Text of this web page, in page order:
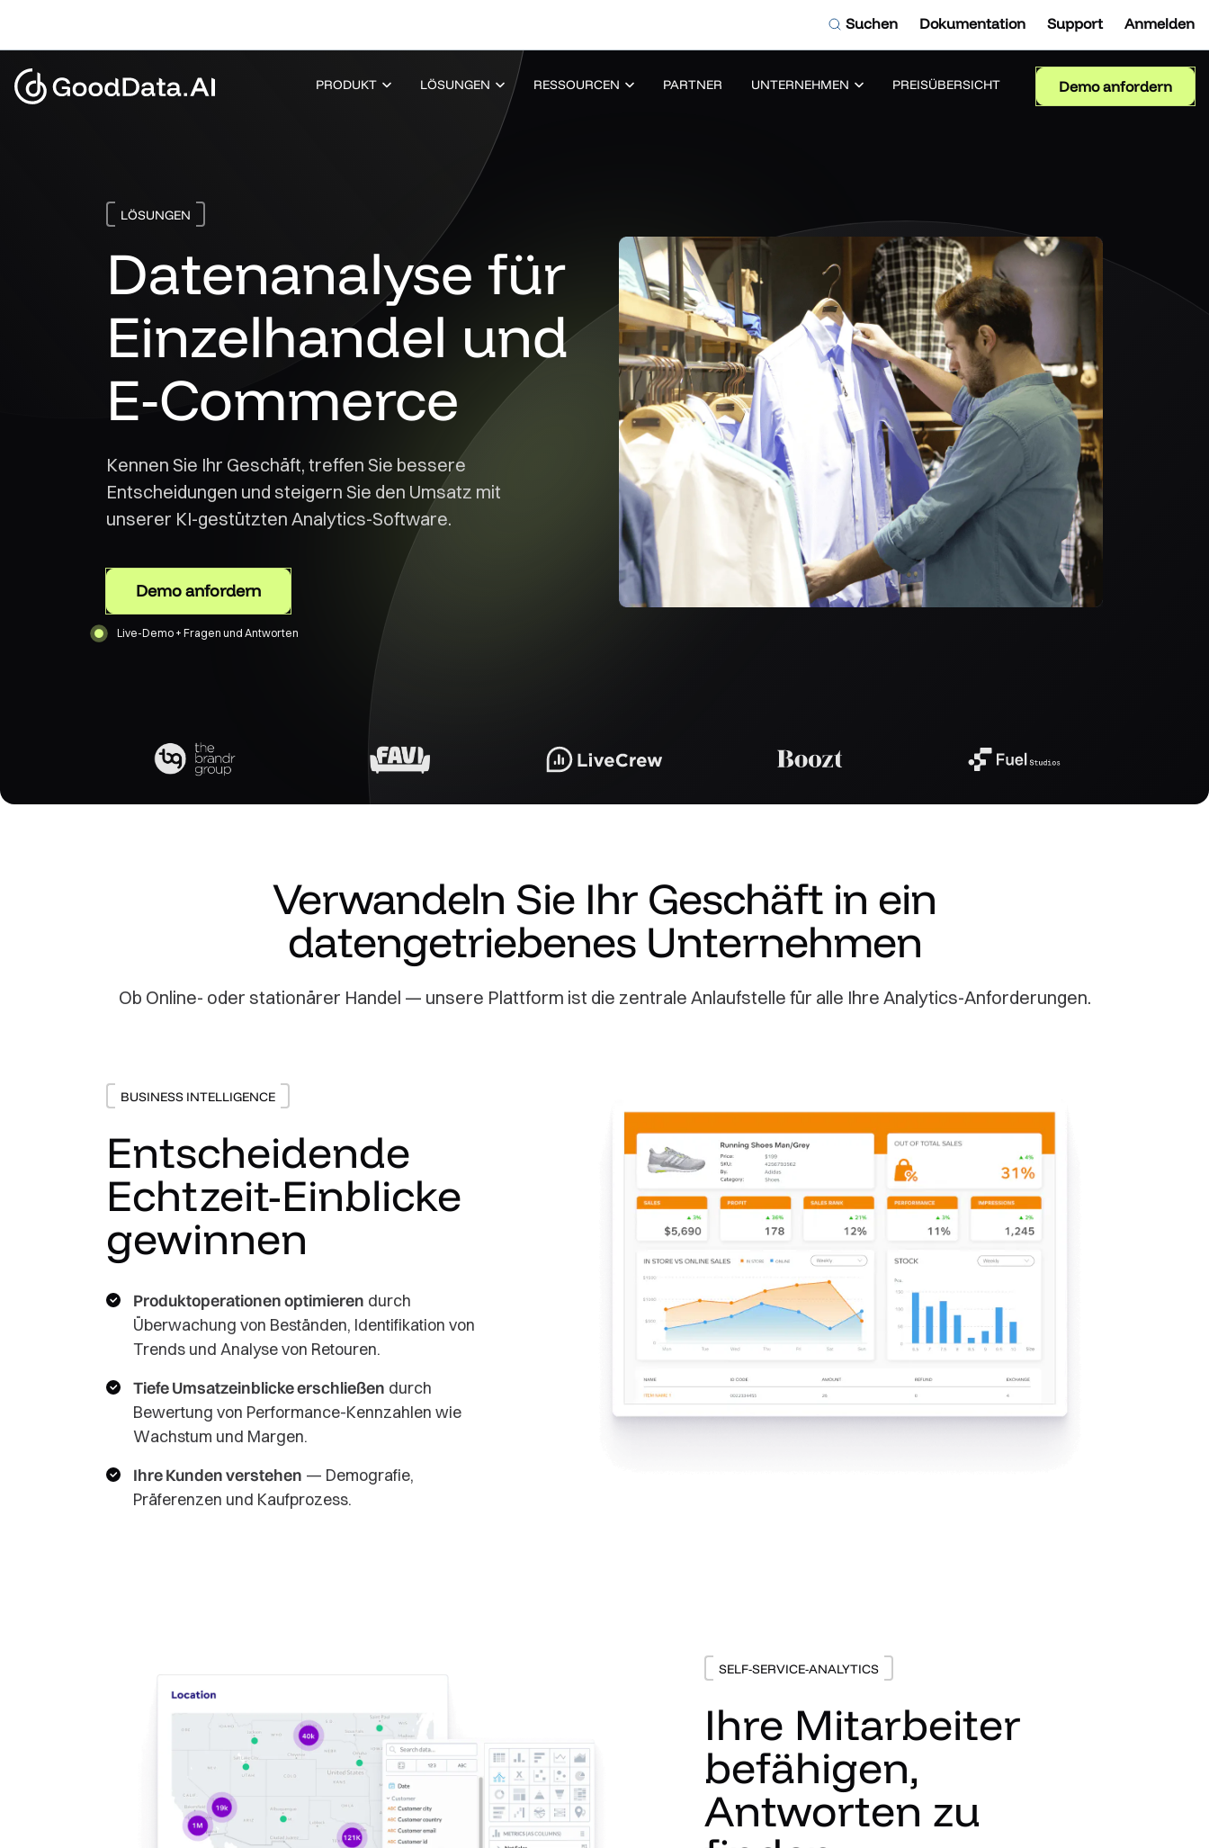
Suchen Dokumentation Support Anmelden
PRODUKT LÖSUNGEN RESSOURCEN PARTNER UNTERNEHMEN PREISÜBERSICHT Demo anfordern
LÖSUNGEN
Datenanalyse für
Einzelhandel und
E‑Commerce
Kennen Sie Ihr Geschäft, treffen Sie bessere
Entscheidungen und steigern Sie den Umsatz mit
unserer KI-gestützten Analytics-Software.
Demo anfordern
Live-Demo + Fragen und Antworten
Verwandeln Sie Ihr Geschäft in ein
datengetriebenes Unternehmen
Ob Online- oder stationärer Handel — unsere Plattform ist die zentrale Anlaufstelle für alle Ihre Analytics-Anforderungen.
BUSINESS INTELLIGENCE
Entscheidende
Echtzeit-Einblicke
gewinnen
Produktoperationen optimieren durch
Überwachung von Beständen, Identifikation von
Trends und Analyse von Retouren.
Tiefe Umsatzeinblicke erschließen durch
Bewertung von Performance-Kennzahlen wie
Wachstum und Margen.
Ihre Kunden verstehen — Demografie,
Präferenzen und Kaufprozess.
SELF-SERVICE-ANALYTICS
Ihre Mitarbeiter
befähigen,
Antworten zu